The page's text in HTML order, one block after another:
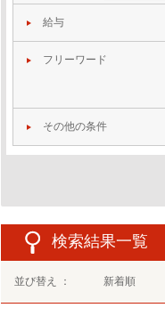
給与
フリーワード
その他の条件
検索結果一覧
並び替え ： 新着順